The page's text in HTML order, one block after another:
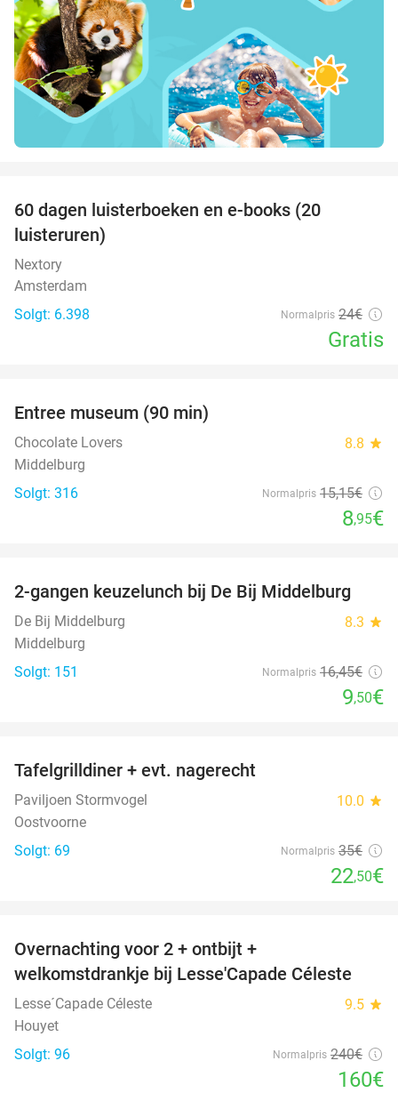
60 dagen luisterboeken en e-books (20
luisteruren)
Nextory
Amsterdam
Solgt: 6.398
Normalpris 24€
Gratis
Entree museum (90 min)
Chocolate Lovers 8.8 star
Middelburg
Solgt: 316
Normalpris 15,15€
8,95€
42%
2-gangen keuzelunch bij De Bij Middelburg
De Bij Middelburg 8.3 star
Middelburg
Solgt: 151
Normalpris 16,45€
9,50€
Tafelgrilldiner + evt. nagerecht
Paviljoen Stormvogel 10.0 star
Oostvoorne
Solgt: 69
Normalpris 35€
22,50€
Overnachting voor 2 + ontbijt +
welkomstdrankje bij Lesse'Capade Céleste
Lesse´Capade Céleste 9.5 star
Houyet
Solgt: 96
Normalpris 240€
160€